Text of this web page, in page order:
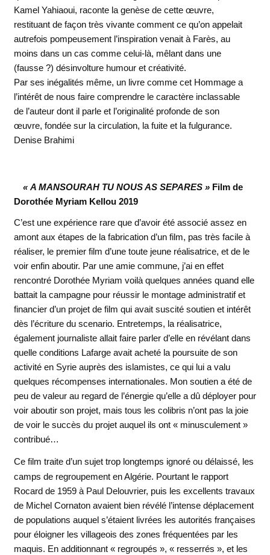
Kamel Yahiaoui, raconte la genèse de cette œuvre,
restituant de façon très vivante comment ce qu’on appelait
autrefois pompeusement l’inspiration venait à Farès, au
moins dans un cas comme celui-là, mêlant dans une
(fausse ?) désinvolture humour et créativité.
Par ses inégalités même, un livre comme cet Hommage a
l’intérêt de nous faire comprendre le caractère inclassable
de l’auteur dont il parle et l’originalité profonde de son
œuvre, fondée sur la circulation, la fuite et la fulgurance.
Denise Brahimi
« A MANSOURAH TU NOUS AS SEPARES »Film de
Dorothée Myriam Kellou 2019
C’est une expérience rare que d’avoir été associé assez en
amont aux étapes de la fabrication d’un film, pas très facile à
réaliser, le premier film d’une toute jeune réalisatrice, et de le
voir enfin aboutir. Par une amie commune, j’ai en effet
rencontré Dorothée Myriam voilà quelques années quand elle
battait la campagne pour réussir le montage administratif et
financier d’un projet de film qui avait suscité soutien et intérêt
dès l’écriture du scenario. Entretemps, la réalisatrice,
également journaliste allait faire parler d’elle en révélant dans
quelle conditions Lafarge avait acheté la poursuite de son
activité en Syrie auprès des islamistes, ce qui lui a valu
quelques récompenses internationales. Mon soutien a été de
peu de valeur au regard de l’énergie qu’elle a dû déployer pour
voir aboutir son projet, mais tous les colibris n’ont pas la joie
de voir le succès du projet auquel ils ont « minusculement »
contribué…
Ce film traite d’un sujet trop longtemps ignoré ou délaissé, les
camps de regroupement en Algérie. Pourtant le rapport
Rocard de 1959 à Paul Delouvrier, puis les excellents travaux
de Michel Cornaton avaient bien révélé l’intense déplacement
de populations auquel s’étaient livrées les autorités françaises
pour éloigner les villageois des zones fréquentées par les
maquis. En additionnant « regroupés », « resserrés », et les